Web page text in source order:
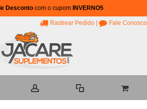
Desconto com o cupom INVERNO5
Rastrear Pedido Fale Conosco